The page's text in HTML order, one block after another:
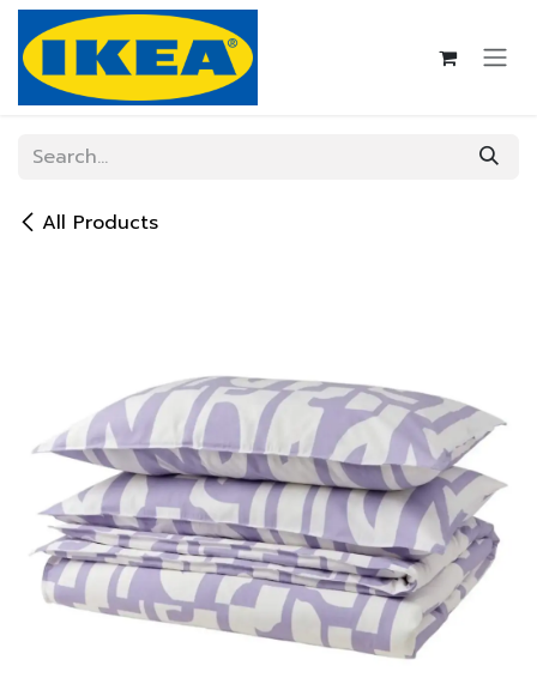
Skip to Content
All Products